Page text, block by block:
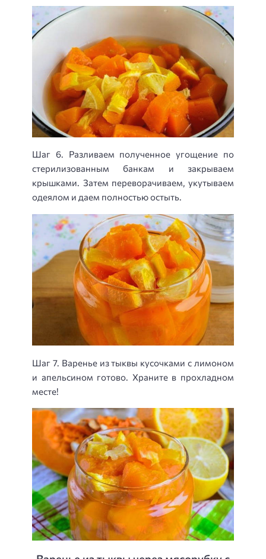
Шаг 6. Разливаем полученное угощение по
стерилизованным банкам и закрываем
крышками. Затем переворачиваем, укутываем
одеялом и даем полностью остыть.
Шаг 7. Варенье из тыквы кусочками с лимоном
и апельсином готово. Храните в прохладном
месте!